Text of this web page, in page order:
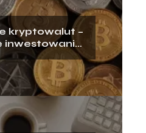
kryptowalut –
inwestowanie